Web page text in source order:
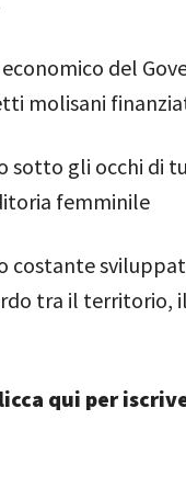
del
molisani
sotto gli occhi di
femminile
costante
tra il territorio,
qui per